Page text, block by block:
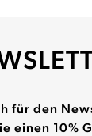
für den
einen 10%